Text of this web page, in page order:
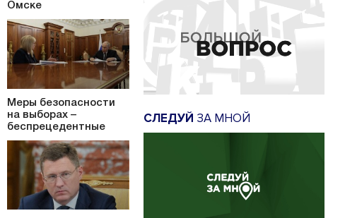
Омске
Меры безопасности
на выборах –
беспрецедентные
СЛЕДУЙ ЗА МНОЙ